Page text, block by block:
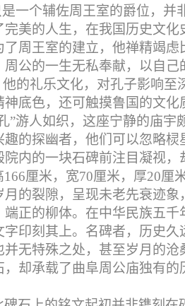
是一个辅佐周王室的爵位，并
完美的人生，在我国历史文
了周王室的建立，他禅精竭
周公的一生无私奉献，以自
他的礼乐文化，对孔子影响
底色，还可触摸鲁国的文化
”游人如织，这座宁静的庙
趣的探幽者，他们可以忽略
内的一块石碑前注目凝视，
166厘米，宽70厘米，厚20厘
月的裂隙，呈现未老先衰迹
端正的柳体。在中华民族五
字印刻其上。名碑者，历史
并无特殊之处，甚至岁月的
，却承载了曲阜周公庙独有